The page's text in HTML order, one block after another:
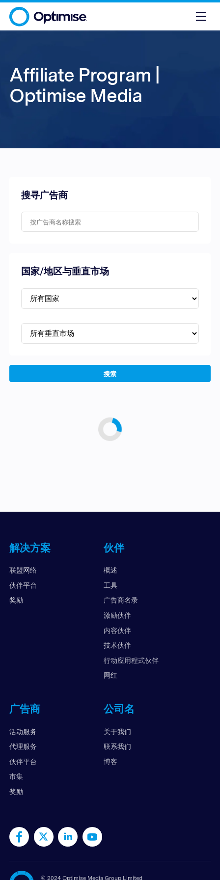
Affiliate Program |
Optimise Media
搜寻广告商
国家/地区与垂直市场
搜索
解决方案
联盟网络
伙伴平台
奖励
伙伴
概述
工具
广告商名录
激励伙伴
内容伙伴
技术伙伴
行动应用程式伙伴
网红
广告商
活动服务
代理服务
伙伴平台
市集
奖励
公司名
关于我们
联系我们
博客
© 2024 Optimise Media Group Limited